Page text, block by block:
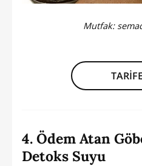
Mutfak:
4. Ödem Atan
Detoks Suyu